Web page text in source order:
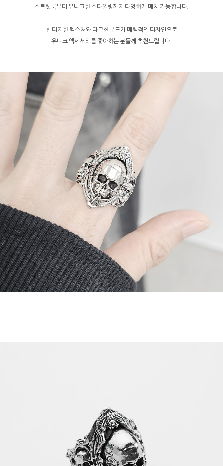
스트릿룩부터 유니크한 스타일링까지 다양하게 매치 가능합니다.
빈티지한 텍스처와 다크한 무드가 매력적인 디자인으로
유니크 액세서리를 좋아하는 분들께 추천드립니다.